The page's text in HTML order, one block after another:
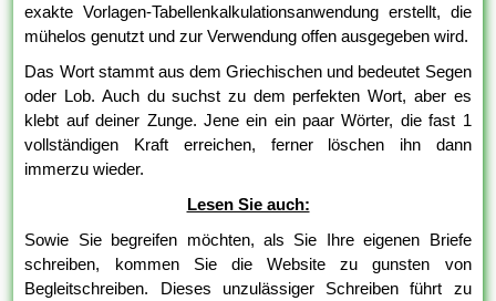
exakte Vorlagen-Tabellenkalkulationsanwendung erstellt, die
mühelos genutzt und zur Verwendung offen ausgegeben wird.
Das Wort stammt aus dem Griechischen und bedeutet Segen
oder Lob. Auch du suchst zu dem perfekten Wort, aber es
klebt auf deiner Zunge. Jene ein ein paar Wörter, die fast 1
vollständigen Kraft erreichen, ferner löschen ihn dann
immerzu wieder.
Lesen Sie auch:
Sowie Sie begreifen möchten, als Sie Ihre eigenen Briefe
schreiben, kommen Sie die Website zu gunsten von
Begleitschreiben. Dieses unzulässiger Schreiben führt zu